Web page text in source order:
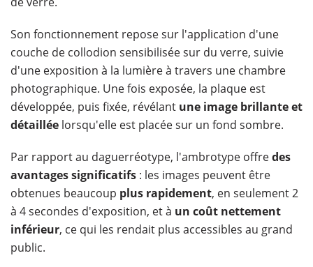
Son fonctionnement repose sur l'application d'une
couche de collodion sensibilisée sur du verre, suivie
d'une exposition à la lumière à travers une chambre
photographique. Une fois exposée, la plaque est
développée, puis fixée, révélant une image brillante et
détaillée lorsqu'elle est placée sur un fond sombre.
Par rapport au daguerréotype, l'ambrotype offredes
avantages significatifs : les images peuvent être
obtenues beaucoup plus rapidement, en seulement 2
à 4 secondes d'exposition, et à un coût nettement
inférieur, ce qui les rendait plus accessibles au grand
public.